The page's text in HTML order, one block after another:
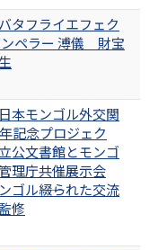
タフライエフェク
ンペラー 溥儀 財宝
本モンゴル外交関
記念プロジェク
公文書館とモンゴ
理庁共催展示会
ゴル――綴られた交流
修